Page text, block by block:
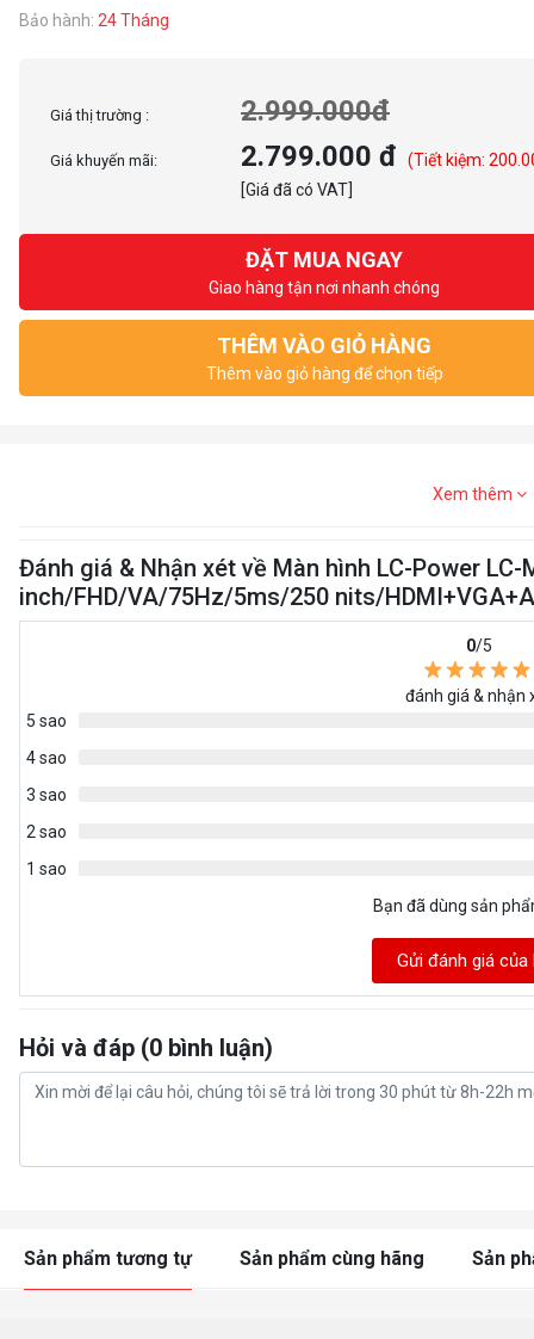
Bảo hành: 24 Tháng
Giá thị trường : 2.999.000đ
Giá khuyến mãi: 2.799.000 đ
(Tiết kiệm:
[Giá đã có VAT]
ĐẶT MUA NGAY
Giao hàng tận nơi nhanh chóng
THÊM VÀO GIỎ HÀNG
Thêm vào giỏ hàng để chọn tiếp
Xem thêm
Đánh giá & Nhận xét về Màn hình LC-Power LC-
inch/FHD/VA/75Hz/5ms/250 nits/
0/5
đánh giá & nhận
5 sao
4 sao
3 sao
2 sao
1 sao
Bạn đã dùng sản
Gửi đánh giá của
Hỏi và đáp (0 bình luận)
Sản phẩm tương tự Sản phẩm cùng hãng Sản